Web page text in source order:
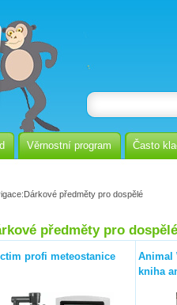
Věrnostní program Často
Dárkové předměty pro dospělé
předměty pro dospělé
profi meteostanice
Animal
kniha